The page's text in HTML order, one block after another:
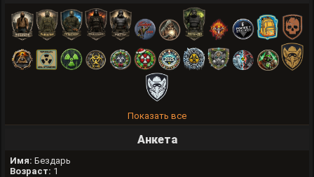
Показать все
Анкета
Имя: Бездарь
Возраст: 1